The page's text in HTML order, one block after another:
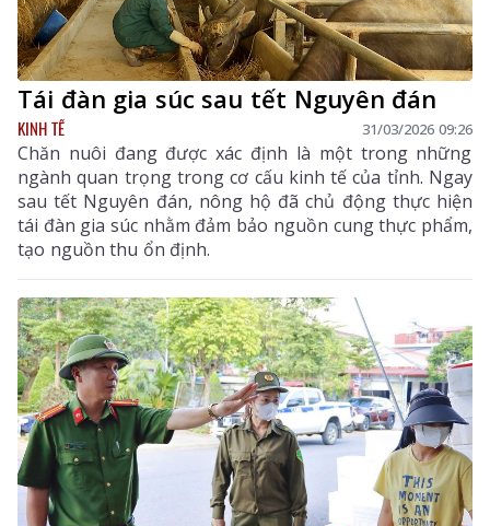
Tái đàn gia súc sau tết Nguyên đán
KINH TẾ 31/03/2026 09:26
Chăn nuôi đang được xác định là một trong những
ngành quan trọng trong cơ cấu kinh tế của tỉnh. Ngay
sau tết Nguyên đán, nông hộ đã chủ động thực hiện
tái đàn gia súc nhằm đảm bảo nguồn cung thực phẩm,
tạo nguồn thu ổn định.